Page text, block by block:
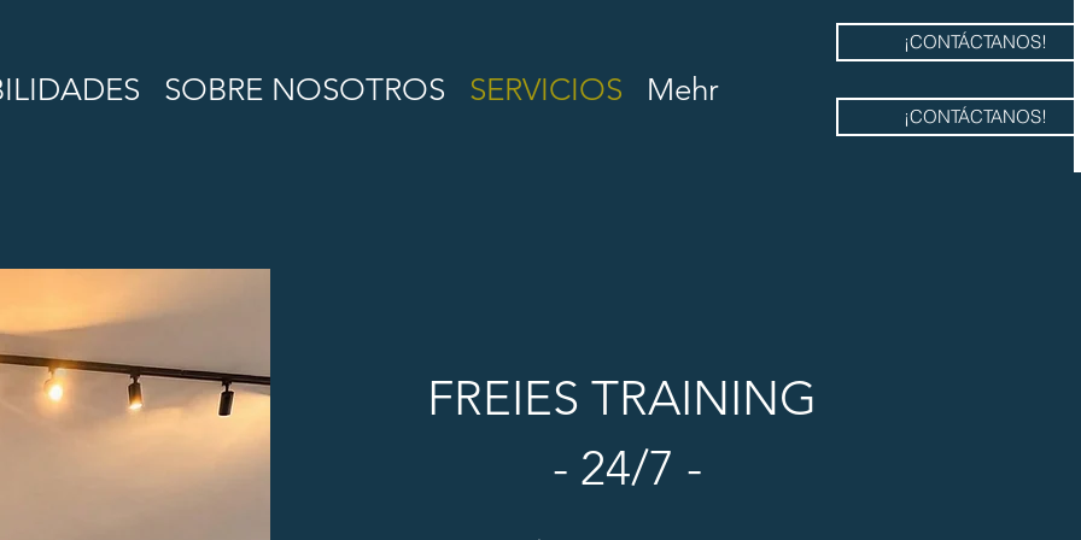
SOBRE NOSOTROS SERVICIOS Mehr
¡CONTÁCTANOS!
¡CONTÁCTANOS!
FREIES TRAINING
- 24/7 -